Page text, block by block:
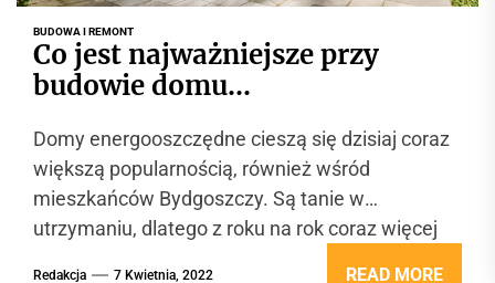
BUDOWA I REMONT
Co jest najważniejsze przy
budowie domu
Domy energooszczędne cieszą się dzisiaj coraz
większą popularnością, również wśród
mieszkańców Bydgoszczy. Są tanie w
utrzymaniu, dlatego z roku na rok coraz więcej
Redakcja 7 Kwietnia, 2022 READ MORE